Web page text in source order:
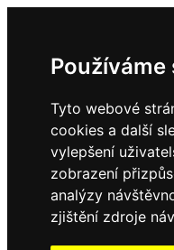
Tyto webové
cookies a další
vylepšení
zobrazení
analýzy
zjištění zdroje